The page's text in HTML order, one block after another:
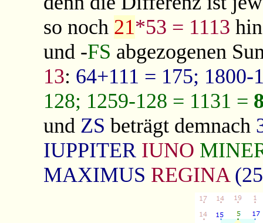
so noch 21*53 = 1113
und -FS abgezogenen
13: 64+111 = 175;
128; 1259-128 = 1131 =
und ZS beträgt demnach
IUPPITER IUNO
MAXIMUS REGINA